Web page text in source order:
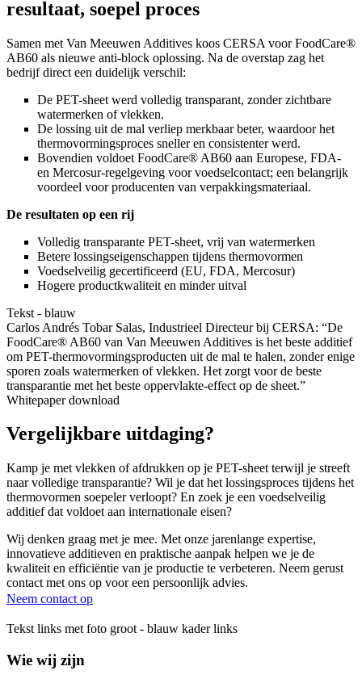
resultaat, soepel proces
Samen met Van Meeuwen Additives koos CERSA voor FoodCare®
AB60 als nieuwe anti-block oplossing. Na de overstap zag het
bedrijf direct een duidelijk verschil:
De PET-sheet werd volledig transparant, zonder zichtbare
watermerken of vlekken.
De lossing uit de mal verliep merkbaar beter, waardoor het
thermovormingsproces sneller en consistenter werd.
Bovendien voldoet FoodCare® AB60 aan Europese, FDA-
en Mercosur-regelgeving voor voedselcontact; een belangrijk
voordeel voor producenten van verpakkingsmateriaal.
De resultaten op een rij
Volledig transparante PET-sheet, vrij van watermerken
Betere lossingseigenschappen tijdens thermovormen
Voedselveilig gecertificeerd (EU, FDA, Mercosur)
Hogere productkwaliteit en minder uitval
Tekst - blauw
Carlos Andrés Tobar Salas, Industrieel Directeur bij CERSA: “De
FoodCare® AB60 van Van Meeuwen Additives is het beste additief
om PET-thermovormingsproducten uit de mal te halen, zonder enige
sporen zoals watermerken of vlekken. Het zorgt voor de beste
transparantie met het beste oppervlakte-effect op de sheet.”
Whitepaper download
Vergelijkbare uitdaging?
Kamp je met vlekken of afdrukken op je PET-sheet terwijl je streeft
naar volledige transparantie? Wil je dat het lossingsproces tijdens het
thermovormen soepeler verloopt? En zoek je een voedselveilig
additief dat voldoet aan internationale eisen?
Wij denken graag met je mee. Met onze jarenlange expertise,
innovatieve additieven en praktische aanpak helpen we je de
kwaliteit en efficiëntie van je productie te verbeteren. Neem gerust
contact met ons op voor een persoonlijk advies.
Neem contact op
Tekst links met foto groot - blauw kader links
Wie wij zijn